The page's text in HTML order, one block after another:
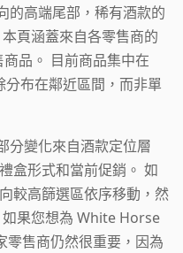
的高端尾部，稀有酒款的
頁涵蓋來自各零售商的
品。 目前商品集中在
布在鄰近區間，而非單
變化來自酒款定位層
盒形式和當前促銷。 如
較高篩選區依序移動，然
果您想為 White Horse
售商仍然很重要，因為